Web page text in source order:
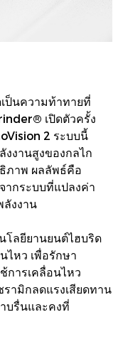
ป็นความท้าทายที่
เปิดตัวครั้ง
2 ระบบนี้
งงานสูงของกลไก
ภาพ ผลลัพธ์คือ
ากระบบที่แปลงค่า
ลังงาน
ลยียานยนต์ไฮบริด
ไหว เพื่อรักษา
การเคลื่อนไหว
ามิกลดแรงเสียดทาน
บรื่นและคงที่